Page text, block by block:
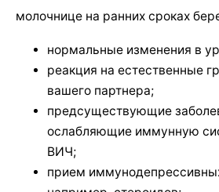
молочнице на ранних сроках
нормальные изменения в
реакция на естественные
вашего партнера;
предсуществующие
ослабляющие иммунную
ВИЧ;
прием